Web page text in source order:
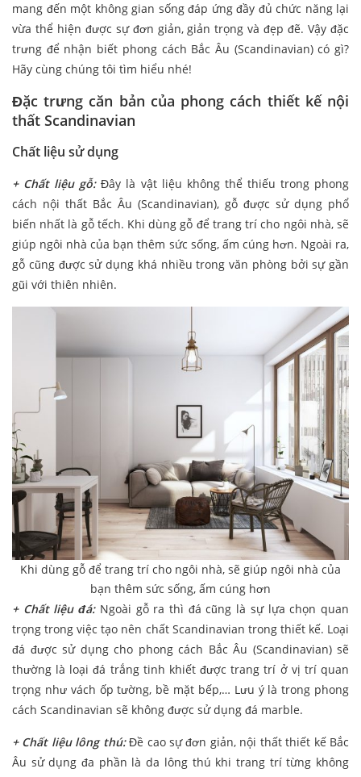
mang đến một không gian sống đáp ứng đầy đủ chức năng lại
vừa thể hiện được sự đơn giản, giản trọng và đẹp đẽ. Vậy đặc
trưng để nhận biết phong cách Bắc Âu (Scandinavian) có gì?
Hãy cùng chúng tôi tìm hiểu nhé!
Đặc trưng căn bản của phong cách thiết kế nội
thất Scandinavian
Chất liệu sử dụng
+ Chất liệu gỗ:Đây là vật liệu không thể thiếu trong phong
cách nội thất Bắc Âu (Scandinavian), gỗ được sử dụng phổ
biến nhất là gỗ tếch. Khi dùng gỗ để trang trí cho ngôi nhà, sẽ
giúp ngôi nhà của bạn thêm sức sống, ấm cúng hơn. Ngoài ra,
gỗ cũng được sử dụng khá nhiều trong văn phòng bởi sự gần
gũi với thiên nhiên.
Khi dùng gỗ để trang trí cho ngôi nhà, sẽ giúp ngôi nhà của
bạn thêm sức sống, ấm cúng hơn
+ Chất liệu đá: Ngoài gỗ ra thì đá cũng là sự lựa chọn quan
trọng trong việc tạo nên chất Scandinavian trong thiết kế. Loại
đá được sử dụng cho phong cách Bắc Âu (Scandinavian) sẽ
thường là loại đá trắng tinh khiết được trang trí ở vị trí quan
trọng như vách ốp tường, bề mặt bếp,… Lưu ý là trong phong
cách Scandinavian sẽ không được sử dụng đá marble.
+ Chất liệu lông thú: Đề cao sự đơn giản, nội thất thiết kế Bắc
Âu sử dụng đa phần là da lông thú khi trang trí từng không